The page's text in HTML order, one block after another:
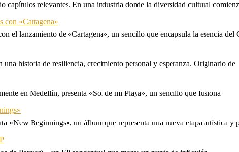
capítulos relevantes. En una industria donde la diversidad cultural
con «Cartagena»
el lanzamiento de «Cartagena», un sencillo que encapsula la esencia del
historia de resiliencia, crecimiento personal y esperanza. Originario de
en Medellín, presenta «Sol de mi Playa», un sencillo que fusiona
«New Beginnings», un álbum que representa una nueva etapa artística y